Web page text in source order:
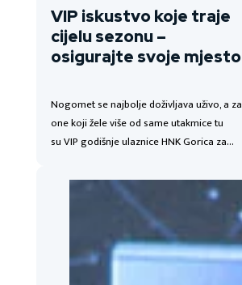
VIP iskustvo koje traje
cijelu sezonu –
osigurajte svoje mjesto
Nogomet se najbolje doživljava uživo, a za
one koji žele više od same utakmice tu
su VIP godišnje ulaznice HNK Gorica za…